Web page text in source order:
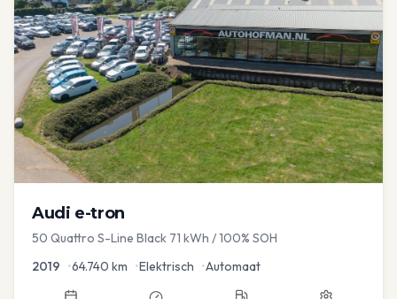
Audi e-tron
50 Quattro S-Line Black 71 kWh / 100% SOH
2019 •64.740 km •Elektrisch •Automaat